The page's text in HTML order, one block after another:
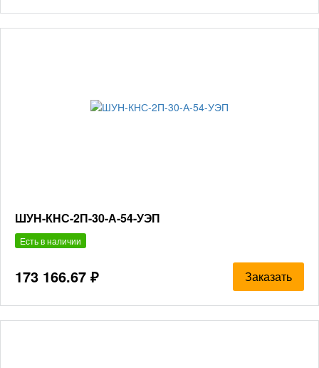
ШУН-КНС-2П-30-А-54-УЭП
Есть в наличии
173 166.67 ₽ Заказать